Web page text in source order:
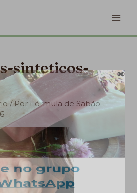
sinteticos-
/ Por Fórmula de Sabão